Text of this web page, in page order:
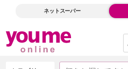
ネットスーパー